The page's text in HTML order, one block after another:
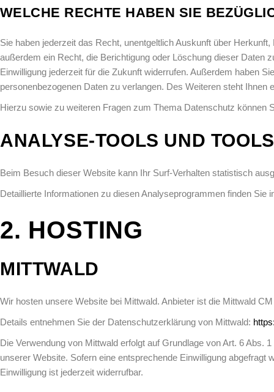
WELCHE RECHTE HABEN SIE
Sie haben jederzeit das Recht, unentgeltlich Auskunft über
außerdem ein Recht, die Berichtigung oder Löschung dieser Daten
Einwilligung jederzeit für die Zukunft widerrufen. Außerdem haben
personenbezogenen Daten zu verlangen. Des Weiteren steht
Hierzu sowie zu weiteren Fragen zum Thema Datenschutz können
ANALYSE-TOOLS UND
Beim Besuch dieser Website kann Ihr Surf-Verhalten statistisch
Detaillierte Informationen zu diesen Analyseprogrammen finden Sie
2. HOSTING
MITTWALD
Wir hosten unsere Website bei Mittwald. Anbieter ist die Mittwald
Details entnehmen Sie der Datenschutzerklärung von Mittwald:
Die Verwendung von Mittwald erfolgt auf Grundlage von Art. 6
unserer Website. Sofern eine entsprechende Einwilligung
Einwilligung ist jederzeit widerrufbar.